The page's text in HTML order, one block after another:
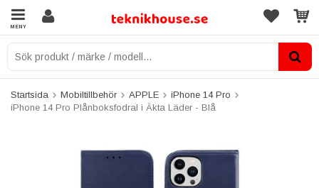
MENY
Startsida Mobiltillbehör APPLE
iPhone 14 Pro
iPhone 14 Pro Plånboksfodral i Äkta Läder - Blå